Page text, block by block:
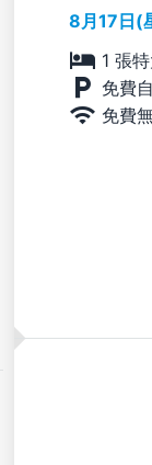
8月17日(
1 張
免費
免費